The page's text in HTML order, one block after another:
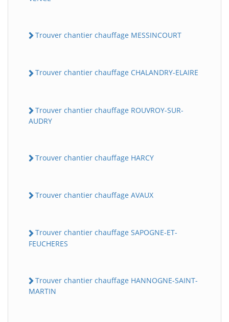
Trouver chantier chauffage MESSINCOURT
Trouver chantier chauffage CHALANDRY-ELAIRE
Trouver chantier chauffage ROUVROY-SUR-
AUDRY
Trouver chantier chauffage HARCY
Trouver chantier chauffage AVAUX
Trouver chantier chauffage SAPOGNE-ET-
FEUCHERES
Trouver chantier chauffage HANNOGNE-SAINT-
MARTIN